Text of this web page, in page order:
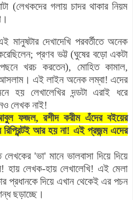
(লেখকদের গলায় চাদর থাকার নিয়ম
মানুষটার দেখাদেখি পরবর্তীতে অনেক
প্রণব ভট্ট (ঘুষের বড়ো একটা
খরচ করতেন), মোহিত কামাল,
এই লাইন অনেক লম্বা! এদের
হয় লেখালেখির দন্ডটা এরাই ধরে
লেখক নাই!
ফজল, রশীদ করীম এঁদের বইয়ের
রিপ্রিন্টই আর হয় না! এই প্রজন্ম এদের
'ভা' মানে ভালবাসা দিয়ে দিয়ে
হায় লেখক-হায় লেখালেখি! এই মেলা
প্রধানকে দিয়ে এখান থেকেই এর পচন
ছড়াচ্ছে।